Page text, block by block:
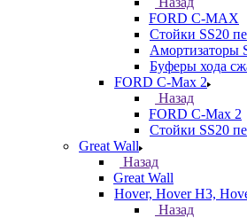
FORD С-MAX
Стойки SS20
Амортизаторы
Буферы хода
FORD C-Max 2
Назад
FORD C-Max 2
Стойки SS20
Great Wall
Назад
Great Wall
Hover, Hover H3,
Назад